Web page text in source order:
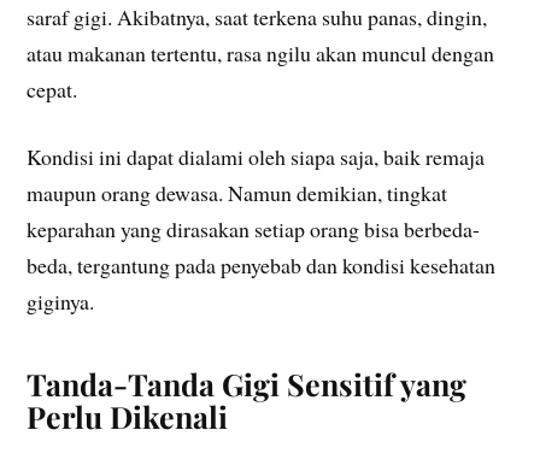
saraf gigi. Akibatnya, saat terkena suhu panas, dingin,
atau makanan tertentu, rasa ngilu akan muncul dengan
cepat.
Kondisi ini dapat dialami oleh siapa saja, baik remaja
maupun orang dewasa. Namun demikian, tingkat
keparahan yang dirasakan setiap orang bisa berbeda-
beda, tergantung pada penyebab dan kondisi kesehatan
giginya.
Tanda-Tanda Gigi Sensitif yang
Perlu Dikenali